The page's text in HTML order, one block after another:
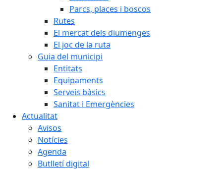
Parcs, places i boscos
Rutes
El mercat dels diumenges
El joc de la ruta
Guia del municipi
Entitats
Equipaments
Serveis bàsics
Sanitat i Emergències
Actualitat
Avisos
Notícies
Agenda
Butlletí digital